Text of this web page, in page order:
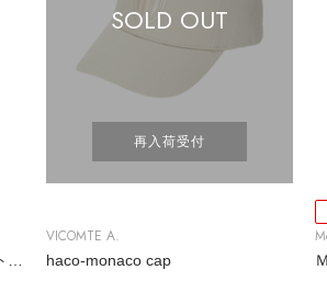
SOLD OUT
再入荷受付
VICOMTE A.
haco-monaco cap